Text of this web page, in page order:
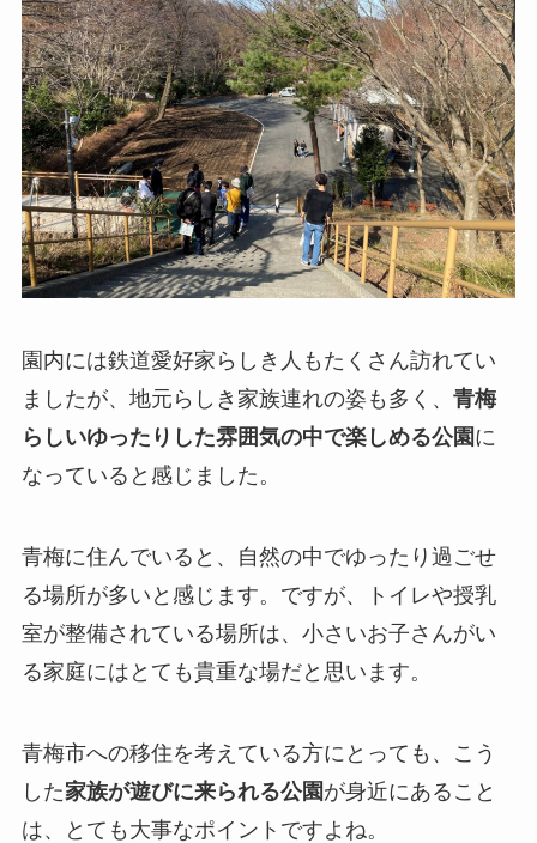
園内には鉄道愛好家らしき人もたくさん訪れてい
ましたが、地元らしき家族連れの姿も多く、 青梅
らしいゆったりした雰囲気の中で楽しめる公園に
なっていると感じました。
青梅に住んでいると、自然の中でゆったり過ごせ
る場所が多いと感じます。ですが、トイレや授乳
室が整備されている場所は、小さいお子さんがい
る家庭にはとても貴重な場だと思います。
青梅市への移住を考えている方にとっても、こう
した家族が遊びに来られる公園が身近にあること
は、とても大事なポイントですよね。